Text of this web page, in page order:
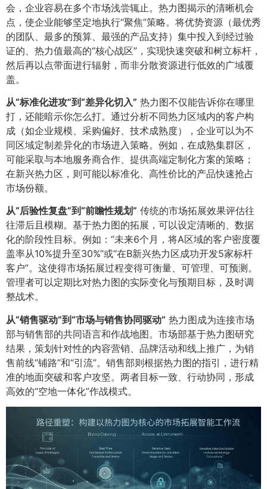
会，企业容易在多个市场浅尝辄止。热力图揭示的清晰机会
点，使企业能够坚定地执行“聚焦”策略。将优势资源（最优秀
的团队、最多的预算、最强的产品支持）集中投入到经过验
证的、热力值最高的“核心战区”，实现快速突破和树立标杆，
然后再以点带面进行辐射，而非分散资源进行低效的广域覆
盖。
从“标准化进攻”到“差异化切入”​ 热力图不仅能告诉你在哪里
打，还能暗示你怎么打。通过分析不同热力区域内的客户构
成（如企业规模、采购偏好、技术成熟度），企业可以为不
同区域定制差异化的市场进入策略。例如，在成熟集群区，
可能采取与本地服务商合作、提供高端定制化方案的策略；
在新兴热力区，则可能以标准化、高性价比的产品快速抢占
市场份额。
从“后验性复盘”到“前瞻性规划”​ 传统的市场拓展效果评估往
往滞后且模糊。基于热力图的拓展，可以设定清晰的、数据
化的阶段性目标。例如：“未来6个月，将A区域的客户密度覆
盖率从10%提升至30%”或“在B新兴热力区成功开发5家标杆
客户”。这使得市场拓展过程变得可衡量、可管理、可预测。
管理者可以定期比对热力图的实际变化与预期目标，及时调
整战术。
从“销售驱动”到“市场与销售协同驱动”​ 热力图成为连接市场
部与销售部的共同语言和作战地图。市场部基于热力图研究
结果，策划针对性的内容营销、品牌活动和线上推广，为销
售前线“铺路”和“引流”。销售部则根据热力图的指引，进行精
准的地面突破和客户攻坚。两者目标一致、行动协同，形成
高效的“空地一体化”作战模式。